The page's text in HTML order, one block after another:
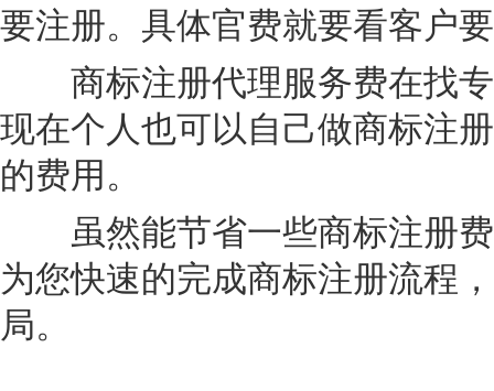
要注册。具体官费就要看客户
商标注册代理服务费在找专
现在个人也可以自己做商标注
的费用。
虽然能节省一些商标注册费
为您快速的完成商标注册流程
局。